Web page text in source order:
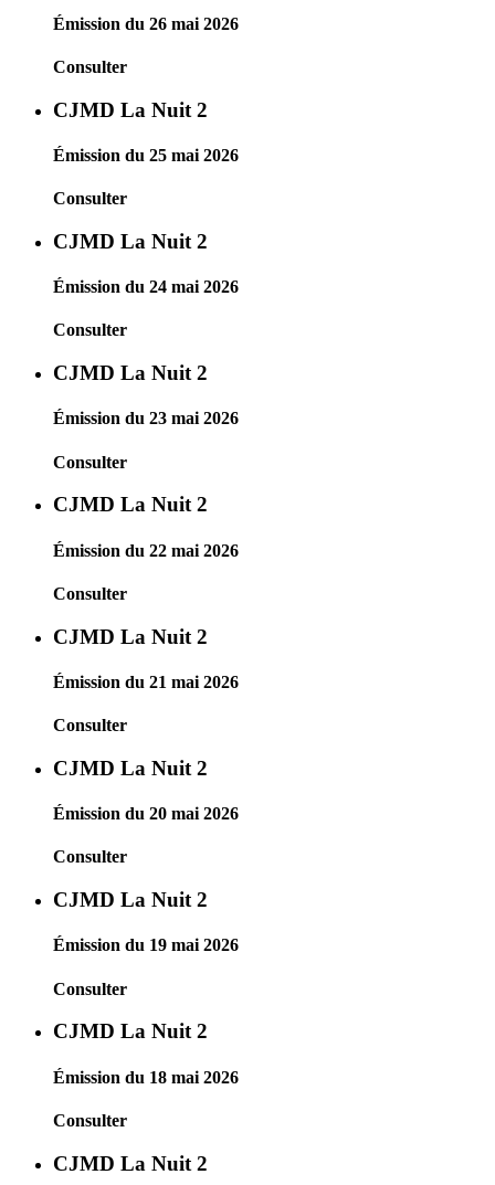
Émission du 26 mai 2026
Consulter
CJMD La Nuit 2
Émission du 25 mai 2026
Consulter
CJMD La Nuit 2
Émission du 24 mai 2026
Consulter
CJMD La Nuit 2
Émission du 23 mai 2026
Consulter
CJMD La Nuit 2
Émission du 22 mai 2026
Consulter
CJMD La Nuit 2
Émission du 21 mai 2026
Consulter
CJMD La Nuit 2
Émission du 20 mai 2026
Consulter
CJMD La Nuit 2
Émission du 19 mai 2026
Consulter
CJMD La Nuit 2
Émission du 18 mai 2026
Consulter
CJMD La Nuit 2